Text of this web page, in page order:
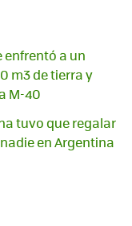
enfrentó a un
m3 de tierra y
M-40
tuvo que regalar
en Argentina